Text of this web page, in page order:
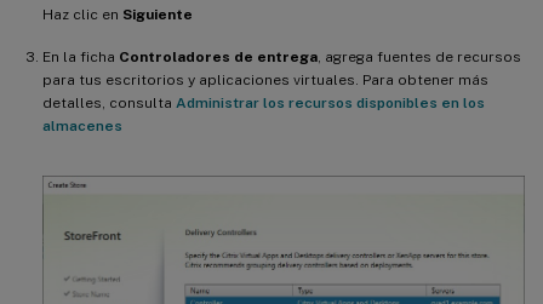
Haz clic en Siguiente
En la ficha Controladores de entrega, agrega fuentes de recursos
para tus escritorios y aplicaciones virtuales. Para obtener más
detalles, consulta Administrar los recursos disponibles en los
almacenes